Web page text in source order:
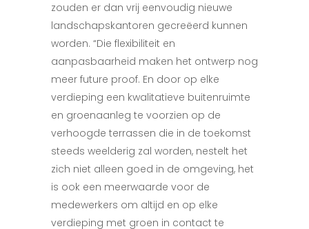
zouden er dan vrij eenvoudig nieuwe
landschapskantoren gecreëerd kunnen
worden. “Die flexibiliteit en
aanpasbaarheid maken het ontwerp nog
meer future proof. En door op elke
verdieping een kwalitatieve buitenruimte
en groenaanleg te voorzien op de
verhoogde terrassen die in de toekomst
steeds weelderig zal worden, nestelt het
zich niet alleen goed in de omgeving, het
is ook een meerwaarde voor de
medewerkers om altijd en op elke
verdieping met groen in contact te